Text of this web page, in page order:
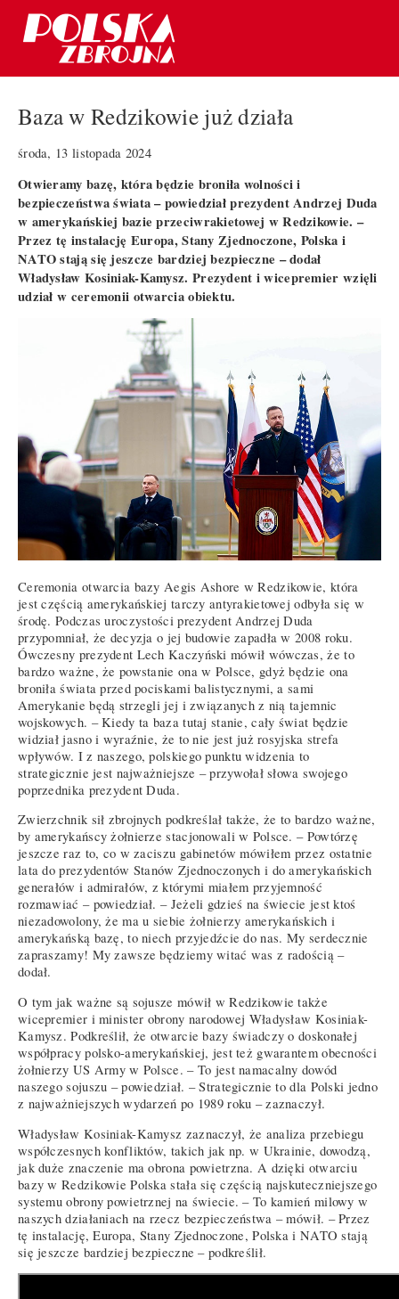
Baza w Redzikowie już działa
środa, 13 listopada 2024
Otwieramy bazę, która będzie broniła wolności i
bezpieczeństwa świata – powiedział prezydent Andrzej Duda
w amerykańskiej bazie przeciwrakietowej w Redzikowie. –
Przez tę instalację Europa, Stany Zjednoczone, Polska i
NATO stają się jeszcze bardziej bezpieczne – dodał
Władysław Kosiniak-Kamysz. Prezydent i wicepremier wzięli
udział w ceremonii otwarcia obiektu.
Ceremonia otwarcia bazy Aegis Ashore w Redzikowie, która
jest częścią amerykańskiej tarczy antyrakietowej odbyła się w
środę. Podczas uroczystości prezydent Andrzej Duda
przypomniał, że decyzja o jej budowie zapadła w 2008 roku.
Ówczesny prezydent Lech Kaczyński mówił wówczas, że to
bardzo ważne, że powstanie ona w Polsce, gdyż będzie ona
broniła świata przed pociskami balistycznymi, a sami
Amerykanie będą strzegli jej i związanych z nią tajemnic
wojskowych. – Kiedy ta baza tutaj stanie, cały świat będzie
widział jasno i wyraźnie, że to nie jest już rosyjska strefa
wpływów. I z naszego, polskiego punktu widzenia to
strategicznie jest najważniejsze – przywołał słowa swojego
poprzednika prezydent Duda.
Zwierzchnik sił zbrojnych podkreślał także, że to bardzo ważne,
by amerykańscy żołnierze stacjonowali w Polsce. – Powtórzę
jeszcze raz to, co w zaciszu gabinetów mówiłem przez ostatnie
lata do prezydentów Stanów Zjednoczonych i do amerykańskich
generałów i admirałów, z którymi miałem przyjemność
rozmawiać – powiedział. – Jeżeli gdzieś na świecie jest ktoś
niezadowolony, że ma u siebie żołnierzy amerykańskich i
amerykańską bazę, to niech przyjedźcie do nas. My serdecznie
zapraszamy! My zawsze będziemy witać was z radością –
dodał.
O tym jak ważne są sojusze mówił w Redzikowie także
wicepremier i minister obrony narodowej Władysław Kosiniak-
Kamysz. Podkreślił, że otwarcie bazy świadczy o doskonałej
współpracy polsko-amerykańskiej, jest też gwarantem obecności
żołnierzy US Army w Polsce. – To jest namacalny dowód
naszego sojuszu – powiedział. – Strategicznie to dla Polski jedno
z najważniejszych wydarzeń po 1989 roku – zaznaczył.
Władysław Kosiniak-Kamysz zaznaczył, że analiza przebiegu
współczesnych konfliktów, takich jak np. w Ukrainie, dowodzą,
jak duże znaczenie ma obrona powietrzna. A dzięki otwarciu
bazy w Redzikowie Polska stała się częścią najskuteczniejszego
systemu obrony powietrznej na świecie. – To kamień milowy w
naszych działaniach na rzecz bezpieczeństwa – mówił. – Przez
tę instalację, Europa, Stany Zjednoczone, Polska i NATO stają
się jeszcze bardziej bezpieczne – podkreślił.